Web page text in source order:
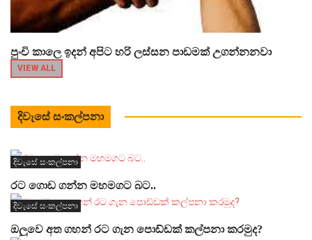
පුංචි කාලෙ ඉදන් අපිට හරි ලස්සන පාඩමක් උගන්නනවා
VIEW ALL
දිවැසේ සංකල්පනා
දිවැසේ සංකල්පනා
රට ගොඩ ගන්න මහමගට බට..
දිවැසේ සංකල්පනා
ඔලුවෙ අත ගහන් රට ගැන පොඩ්ඩක් කල්පනා කරමුද?